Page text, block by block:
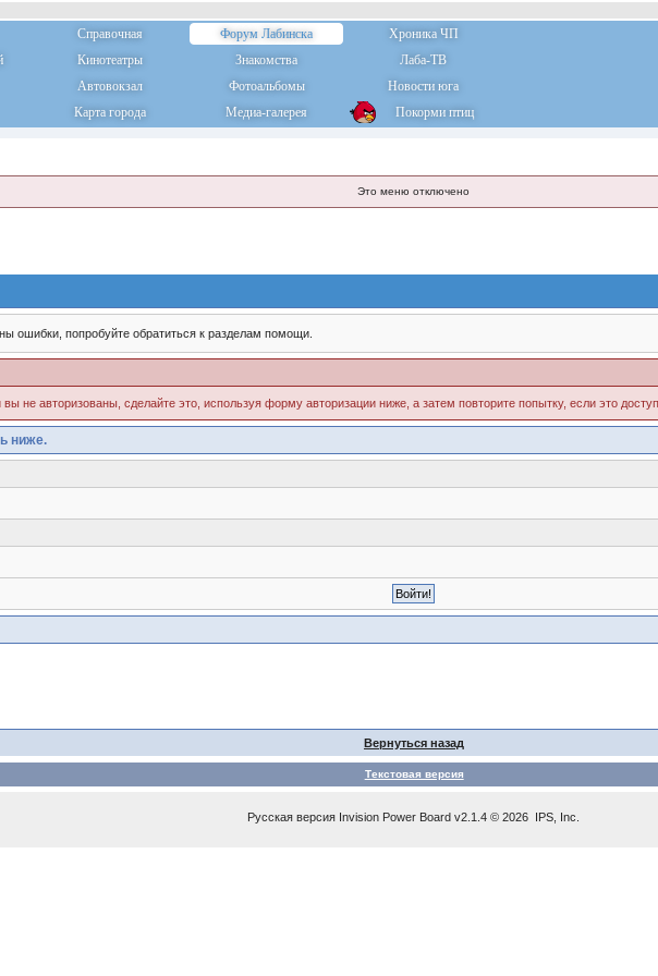
Справочная Форум Лабинска
Хроника ЧП
Кинотеатры Знакомства
Лаба-ТВ
Автовокзал Фотоальбомы
Новости юга
Карта города Медиа-галерея Покорми птиц
Это меню отключено
ошибки, попробуйте обратиться к разделам помощи.
не авторизованы, сделайте это, используя форму авторизации ниже, а затем повторите попытку, если это
ниже.
Вернуться назад
Текстовая версия
Русская версия Invision Power Board v2.1.4 © 2026 IPS, Inc.